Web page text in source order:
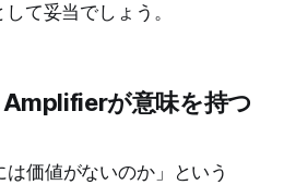
て妥当でしょう。
が意味を持つ
は価値がないのか」という